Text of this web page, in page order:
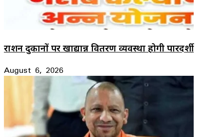
राशन दुकानों पर खाद्यान्न वितरण व्यवस्था होगी पारदर्शी
August 6, 2026